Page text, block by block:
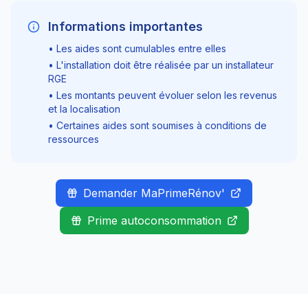
Informations importantes
• Les aides sont cumulables entre elles
• L'installation doit être réalisée par un installateur
RGE
• Les montants peuvent évoluer selon les revenus
et la localisation
• Certaines aides sont soumises à conditions de
ressources
Demander MaPrimeRénov'
Prime autoconsommation